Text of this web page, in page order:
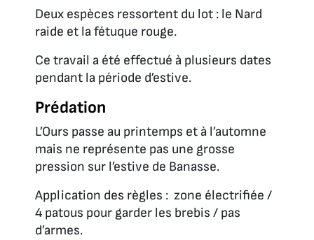
Deux espèces ressortent du lot : le Nard
raide et la fétuque rouge.
Ce travail a été effectué à plusieurs dates
pendant la période d’estive.
Prédation
L’Ours passe au printemps et à l’automne
mais ne représente pas une grosse
pression sur l’estive de Banasse.
Application des règles : zone électrifiée /
4 patous pour garder les brebis / pas
d’armes.